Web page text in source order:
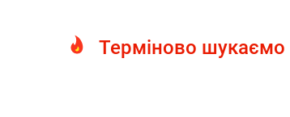
Терміново шукаємо